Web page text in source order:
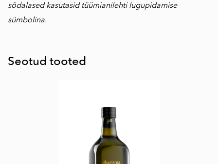
sõdalased kasutasid tüümianilehti lugupidamise
sümbolina.
Seotud tooted